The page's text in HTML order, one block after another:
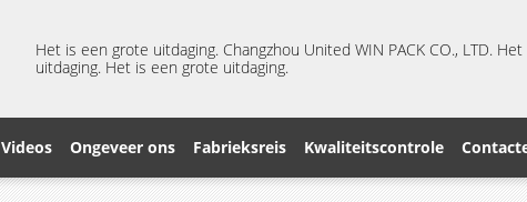
Het is een grote uitdaging. Changzhou United WIN PACK CO., LTD.
uitdaging. Het is een grote uitdaging.
Videos Ongeveer ons Fabrieksreis Kwaliteitscontrole